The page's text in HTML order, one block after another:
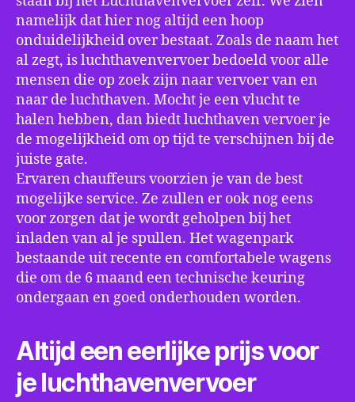
namelijk dat hier nog altijd een hoop
onduidelijkheid over bestaat. Zoals de naam het
al zegt, is luchthavenvervoer bedoeld voor alle
mensen die op zoek zijn naar vervoer van en
naar de luchthaven. Mocht je een vlucht te
halen hebben, dan biedt luchthaven vervoer je
de mogelijkheid om op tijd te verschijnen bij de
juiste gate.
Ervaren chauffeurs voorzien je van de best
mogelijke service. Ze zullen er ook nog eens
voor zorgen dat je wordt geholpen bij het
inladen van al je spullen. Het wagenpark
bestaande uit recente en comfortabele wagens
die om de 6 maand een technische keuring
ondergaan en goed onderhouden worden.
Altijd een eerlijke prijs voor
je luchthavenvervoer